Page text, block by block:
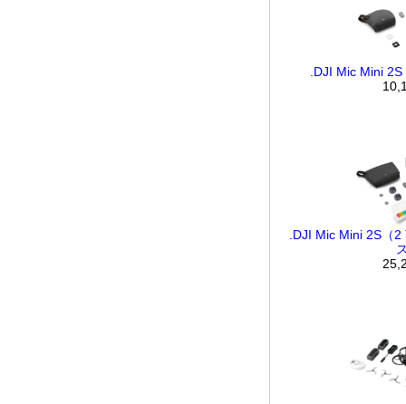
.DJI Mic Mini
.DJI Mic Mini 2S（